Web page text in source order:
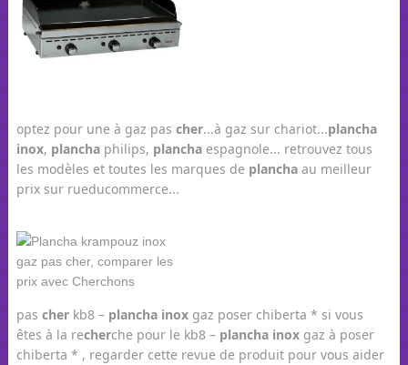
optez pour une à gaz pas cher...à gaz sur chariot...plancha
inox, planchaphilips, planchaespagnole... retrouvez tous
les modèles et toutes les marques de planchaau meilleur
prix sur rueducommerce...
pas cherkb8 – plancha inoxgaz poser chiberta * si vous
êtes à la recherche pour le kb8 – plancha inoxgaz à poser
chiberta * , regarder cette revue de produit pour vous aider